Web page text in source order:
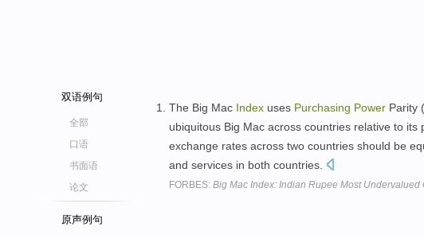
双语例句
全部
口语
书面语
论文
原声例句
The Big Mac Index uses Purchasing Power Parity
ubiquitous Big Mac across countries relative to
exchange rates across two countries should be
and services in both countries.
FORBES: Big Mac Index: Indian Rupee Most Undervalued